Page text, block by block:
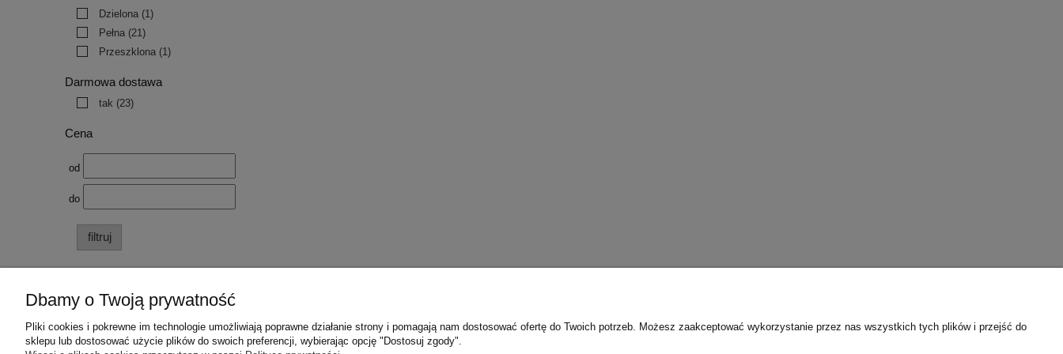
Dzielona (1)
Pełna (21)
Przeszklona (1)
Darmowa dostawa
tak (23)
Cena
od
do
filtruj
Pomoc Moje konto Płatności i dostawa Informacje O nas
Dbamy o Twoją prywatność
Pliki cookies i pokrewne im technologie umożliwiają poprawne działanie strony i pomagają nam dostosować ofertę do Twoich potrzeb. Możesz zaakceptować wykorzystanie przez nas wszystkich tych plików i przejść do
sklepu lub dostosować użycie plików do swoich preferencji, wybierając opcję "Dostosuj zgody".